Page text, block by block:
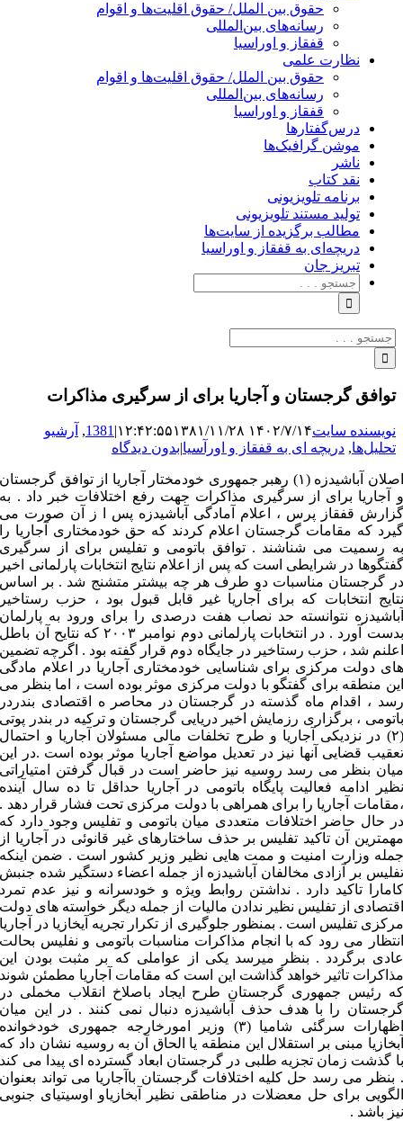
حقوق بین الملل/ حقوق اقلیت‌ها و اقوام
رسانه‌های بین‌المللی
قفقاز و اوراسیا
نظارت علمی
حقوق بین الملل/ حقوق اقلیت‌ها و اقوام
رسانه‌های بین‌المللی
قفقاز و اوراسیا
درس‌گفتارها
موشن گرافیک‌ها
ناشر
نقد کتاب
برنامه‌ تلویزیونی
تولید مستند تلویزیونی
مطالب برگزیده از سایت‌ها
دریچه‌ای به قفقاز و اوراسیا
تبریزِ جان
جستجو
برای:
جستجو
برای:
توافق گرجستان و آجاریا برای از سرگیری مذاکرات
نویسنده سایت۱۴۰۲/۷/۱۴ ۱۲:۴۲:۵۵ ۱۳۸۱/۱۱/۲۸ |
1381
, آرشیو
تحلیل‌ها, دریچه ای به قفقاز و اورآسیا|بدون دیدگاه
اصلان آباشیدزه (۱) رهبر جمهوری خودمختار آجاریا از توافق گرجستان
و آجاریا برای از سرگیری مذاکرات جهت رفع اختلافات خبر داد . به
گزارش قفقاز پرس ، اعلام آمادگی آباشیدزه پس ا ز آن صورت می
گیرد که مقامات گرجستان اعلام کردند که حق خودمختاری آجاریا را
به رسمیت می شناشند . توافق باتومی و تفلیس برای از سرگیری
گفتگوها در شرایطی است که پس از اعلام نتایج انتخابات پارلمانی اخیر
در گرجستان مناسبات دو طرف هر چه بیشتر متشنج شد . بر اساس
نتایج انتخابات که برای آجاریا غیر قابل قبول بود ، حزب رستاخیر
آباشیدزه نتوانسته حد نصاب هفت درصدی را برای ورود به پارلمان
بدست آورد . در انتخابات پارلمانی دوم نوامبر ۲۰۰۳ که نتایح آن باطل
اعلنم شد ، حزب رستاخیر در جایگاه دوم قرار گفته بود . اگرچه تضمین
های دولت مرکزی برای شناسایی خودمختاری آجاریا در اعلام مادگی
این منطقه برای گفتگو با دولت مرکزی موثر بوده است ، اما بنظر می
رسد ، اقدام ماه گذسته در گرجستان در محاصر ه اقتصادی بندردر
باتومی ، برگزاری رزمایش اخیر دریایی گرجستان و ترکیه در بندر پوتی
(۲) در نزدیکی آجاریا و طرح تخلفات مالی مسئولان آجاریا و احتمال
تعقیب قضایی آنها نیز در تعدیل مواضع آجاریا موثر بوده است .در این
میان بنظر می رسد روسیه نیز حاضر است در قبال گرفتن امتیاراتی
نظیر ادامه فعالیت پایگاه باتومی در آجاریا حداقل تا ده سال آینده
،مقامات آجاریا را برای همراهی با دولت مرکزی تحت فشار قرار دهد .
در حال حاضر اختلافات متعددی میان باتومی و تفلیس وجود دارد که
مهمترین آن تاکید تفلیس بر حذف ساختارهای غیر قانوئی در آجاریا از
جمله وزارت امنیت و ممت هایی نظیر وزیر کشور است . ضمن اینکه
تفلیس بر آزادی مخالفان آباشیدزه از جمله اعضاء دستگیر شده جنبش
کامارا تاکید دارد . نداشتن روابط ویژه و خودسرانه و نیز عدم تمرد
اقتصادی از تفلیس نظیر ندادن مالیات از جمله دیگر خواسته های دولت
مرکزی تفلیس است . بمنظور جلوگیری از تکرار تجریه آیخازیا در آجاریا
انتظار می رود که با انجام مذاکرات مناسبات باتومی و نفلیس بحالت
عادی برگردد . بنظر میرسد یکی از عواملی که بر مثبت بودن این
مذاکرات تاثیر خواهد گذاشت این است که مقامات آجاریا مطمئن شوند
که رئیس جمهوری گرجستان طرح ایجاد باصلاخ انقلاب مخملی در
گرجستان را با هدف حذف آباشیدزه دنبال نمی کنند . در این میان
اظهارات سرگئی شامیا (۳) وزیر امورخارجه جمهوری خودخوانده
آبخازیا مبنی بر استقلال این منطقه یا الحاق آن به روسیه نشان داد که
با گذشت زمان تجزیه طلبی در گرجستان ابعاد گسترده ای پیدا می کند
. بنظر می رسد حل کلیه اختلافات گرجستان باآجاریا می تواند بعنوان
الگویی برای حل معضلات در مناطقی نظیر آبخازیاو اوسیتیای جنوبی
نیز باشد .